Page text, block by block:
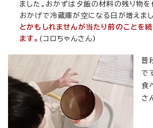
ました。おかずは夕飯の材料の残り物を
おかげで冷蔵庫が空になる日が増えまし
とかもしれませんが当たり前のことを
ます。 (コロちゃんさん)
普
で
食
さ